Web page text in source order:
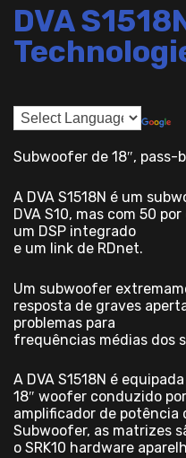
DVA
Subwoofer de 18″, pass-
A DVA S1518N é um
DVA S10, mas com 50
um DSP integrado
e um link de RDnet.
Um subwoofer
resposta de graves
problemas para
frequências médias dos
A DVA S1518N é
18″ woofer conduzido
amplificador de potência
Subwoofer, as matrizes
o SRK10 hardware